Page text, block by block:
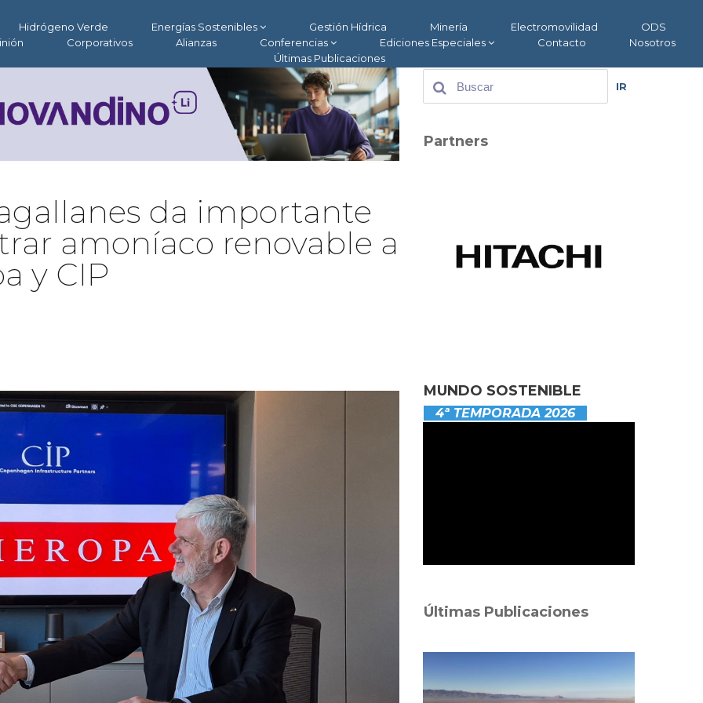
Hidrógeno Verde Energías Sostenibles Gestión Hídrica Minería Electromovilidad
ODS
Corporativos Alianzas Conferencias Ediciones Especiales Contacto
Nosotros
Últimas Publicaciones
da importante
amoníaco renovable a
y CIP
IR
Partners
MUNDO SOSTENIBLE
4ª TEMPORADA 2026
Últimas Publicaciones